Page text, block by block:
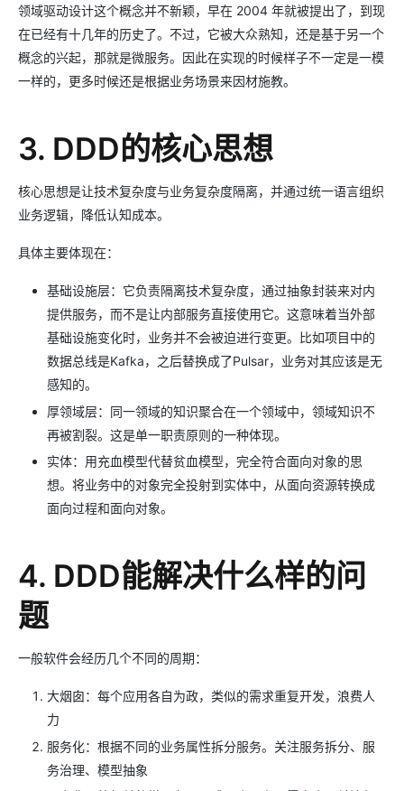
领域驱动设计这个概念并不新颖，早在 2004 年就被提出了，到现
在已经有十几年的历史了。不过，它被大众熟知，还是基于另一个
概念的兴起，那就是微服务。因此在实现的时候样子不一定是一模
一样的，更多时候还是根据业务场景来因材施教。
3. DDD的核心思想
核心思想是让技术复杂度与业务复杂度隔离，并通过统一语言组织
业务逻辑，降低认知成本。
具体主要体现在：
基础设施层：它负责隔离技术复杂度，通过抽象封装来对内
提供服务，而不是让内部服务直接使用它。这意味着当外部
基础设施变化时，业务并不会被迫进行变更。比如项目中的
数据总线是Kafka，之后替换成了Pulsar，业务对其应该是无
感知的。
厚领域层：同一领域的知识聚合在一个领域中，领域知识不
再被割裂。这是单一职责原则的一种体现。
实体：用充血模型代替贫血模型，完全符合面向对象的思
想。将业务中的对象完全投射到实体中，从面向资源转换成
面向过程和面向对象。
4. DDD能解决什么样的问
题
一般软件会经历几个不同的周期：
大烟囱：每个应用各自为政，类似的需求重复开发，浪费人
力
服务化：根据不同的业务属性拆分服务。关注服务拆分、服
务治理、模型抽象